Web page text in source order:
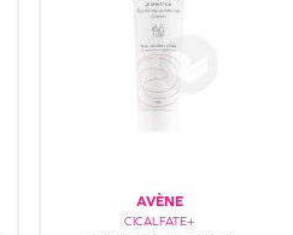
AVÈNE
CICALFATE+